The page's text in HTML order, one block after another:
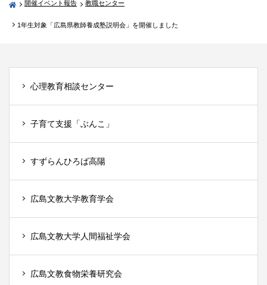
開催イベント報告 教職センター
1年生対象「広島県教師養成塾説明会」を開催しました
心理教育相談センター
子育て支援「ぶんこ」
すずらんひろば高陽
広島文教大学教育学会
広島文教大学人間福祉学会
広島文教食物栄養研究会